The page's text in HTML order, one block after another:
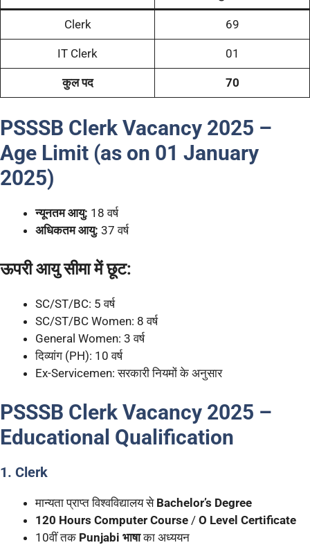
Clerk 69
IT Clerk 01
कुल पद 70
PSSSB Clerk Vacancy 2025 –
Age Limit (as on 01 January
2025)
न्यूनतम आयु: 18 वर्ष
अधिकतम आयु: 37 वर्ष
ऊपरी आयु सीमा में छूट:
SC/ST/BC: 5 वर्ष
SC/ST/BC Women: 8 वर्ष
General Women: 3 वर्ष
दिव्यांग (PH): 10 वर्ष
Ex-Servicemen: सरकारी नियमों के अनुसार
PSSSB Clerk Vacancy 2025 –
Educational Qualification
1. Clerk
मान्यता प्राप्त विश्वविद्यालय से Bachelor’s Degree
120 Hours Computer Course / O Level Certificate
10वीं तक Punjabi भाषाका अध्ययन